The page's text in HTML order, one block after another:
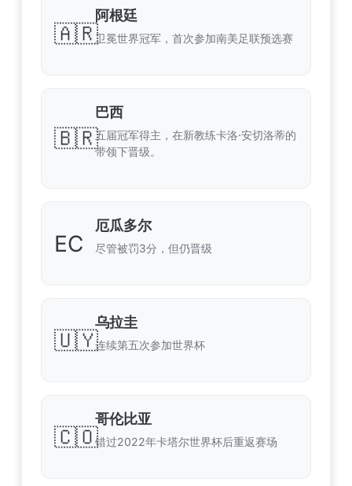
🇦🇷
阿根廷
卫冕世界冠军，首次参加南美足联预选赛
🇧🇷
巴西
五届冠军得主，在新教练卡洛·安切洛蒂的
带领下晋级。
EC
厄瓜多尔
尽管被罚3分，但仍晋级
🇺🇾
乌拉圭
连续第五次参加世界杯
🇨🇴
哥伦比亚
错过2022年卡塔尔世界杯后重返赛场